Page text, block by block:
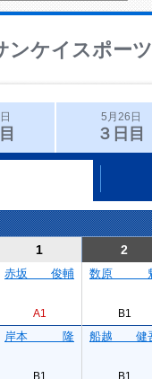
ンケイスポー
5月26日
３日目
1
2
赤坂 俊輔
A1
数原
B1
岸本 隆
B1
船越 健
B1